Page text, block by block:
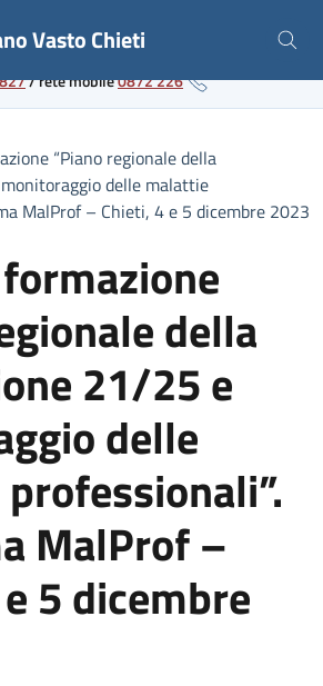
Vasto Chieti
/rete mobile0872 226
“Piano regionale della
delle malattie
MalProf – Chieti, 4 e 5 dicembre 2023
della
21/25 e
delle
MalProf –
5 dicembre